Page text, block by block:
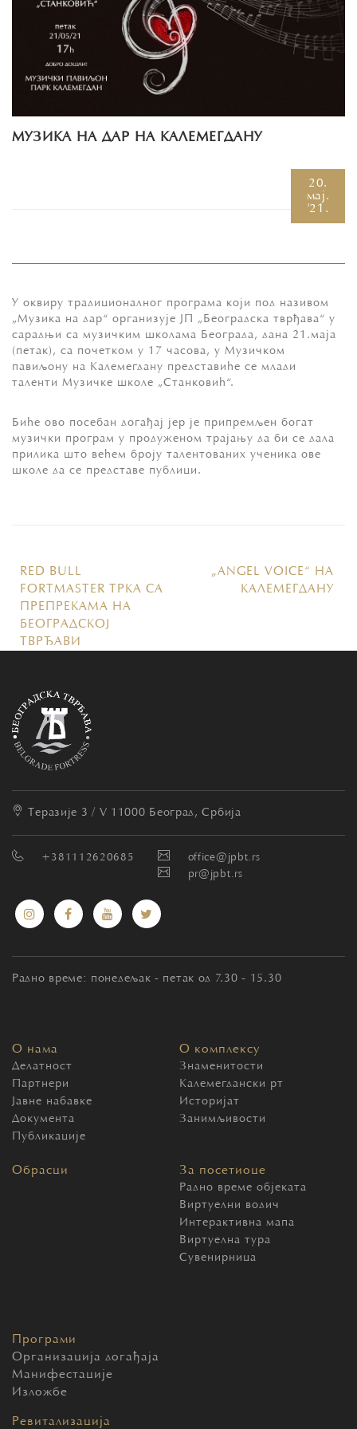
МУЗИКА НА ДАР НА КАЛЕМЕГДАНУ
20.
мај.
'21.
У оквиру традиционалног програма који под називом
„Музика на дар“ организује ЈП „Београдска тврђава“ у
сарадњи са музичким школама Београда, дана 21.маја
(петак), са почетком у 17 часова, у Музичком
павиљону на Калемегдану представиће се млади
таленти Музичке школе „Станковић“.
Биће ово посебан догађај јер је припремљен богат
музички програм у продуженом трајању да би се дала
прилика што већем броју талентованих ученика ове
школе да се представе публици.
RED BULL
FORTMASTER ТРКА СА
ПРЕПРЕКАМА НА
БЕОГРАДСКОЈ
ТВРЂАВИ
„ANGEL VOICE“ НА
КАЛЕМЕГДАНУ
Теразије 3 / V 11000 Београд, Србија
+381112620685
office@jpbt.rs
pr@jpbt.rs
Радно време: понедељак - петак од 7.30 - 15.30
О нама
Делатност
Партнери
Јавне набавке
Документа
Публикације
О комплексу
Знаменитости
Калемегдански рт
Историјат
Занимљивости
Обрасци За посетиоце
Радно време објеката
Виртуелни водич
Интерактивна мапа
Виртуелна тура
Сувенирница
Програми
Организација догађаја
Манифестације
Изложбе
Ревитализација